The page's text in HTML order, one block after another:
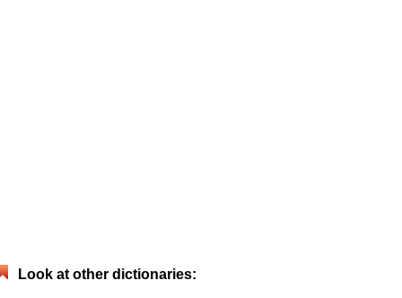
Look at other dictionaries: